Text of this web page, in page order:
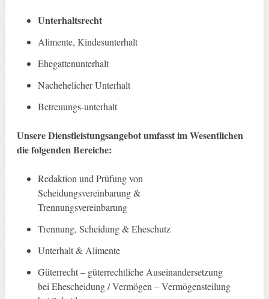
Unterhaltsrecht
Alimente, Kindesunterhalt
Ehegattenunterhalt
Nachehelicher Unterhalt
Betreuungs-unterhalt
Unsere Dienstleistungsangebot umfasst im Wesentlichen
die folgenden Bereiche:
Redaktion und Prüfung von
Scheidungsvereinbarung &
Trennungsvereinbarung
Trennung, Scheidung & Eheschutz
Unterhalt & Alimente
Güterrecht – güterrechtliche Auseinandersetzung
bei Ehescheidung / Vermögen – Vermögensteilung